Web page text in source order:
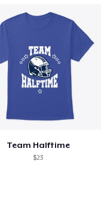
Team Halftime
$23